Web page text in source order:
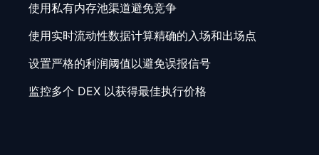
使用私有内存池渠道避免竞争
使用实时流动性数据计算精确的入场和出场点
设置严格的利润阈值以避免误报信号
监控多个 DEX 以获得最佳执行价格